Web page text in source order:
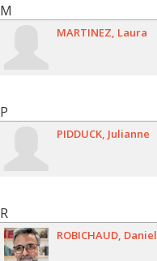
M
MARTINEZ Laura
P
PIDDUCK Julianne
R
ROBICHAUD Daniel